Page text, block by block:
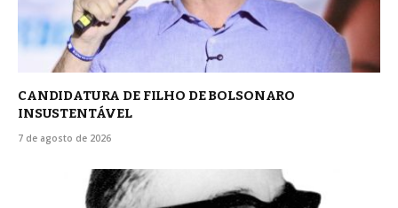
CANDIDATURA DE FILHO DE BOLSONARO
INSUSTENTÁVEL
7 de agosto de 2026